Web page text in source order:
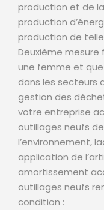
production et de
production
production de
Deuxième mesure
une femme et
dans les secteurs
gestion des
votre entreprise
outillages neufs
l’environnement,
application de
amortissement
outillages neufs
condition :